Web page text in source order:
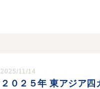
2025/11/14
２０２５年 東アジア